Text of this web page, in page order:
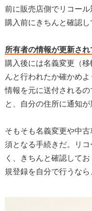
前に販売店側でリコール
購入前にきちんと確認し
所有者の情報が更新さ
購入後には名義変更（
んと行われたか確かめ
情報を元に送付される
と、自分の住所に通知が
そもそも名義変更や中
須となる手続きだ。リ
く、きちんと確認して
規登録を自分で行うなら